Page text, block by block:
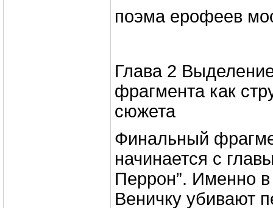
поэма ерофеев
Глава 2
фрагмента как
сюжета
Финальный
начинается с
Перрон”. Именно
Веничку убивают